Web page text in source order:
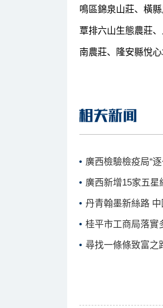
鳴區錦泉山莊、橫
覃排六山生態農莊
南農莊、隆安縣悅心
廣西檢驗檢疫局“
廣西新增15家五
丹青翰墨新絲路
桂平市工商局落實
尋找一條條致富之